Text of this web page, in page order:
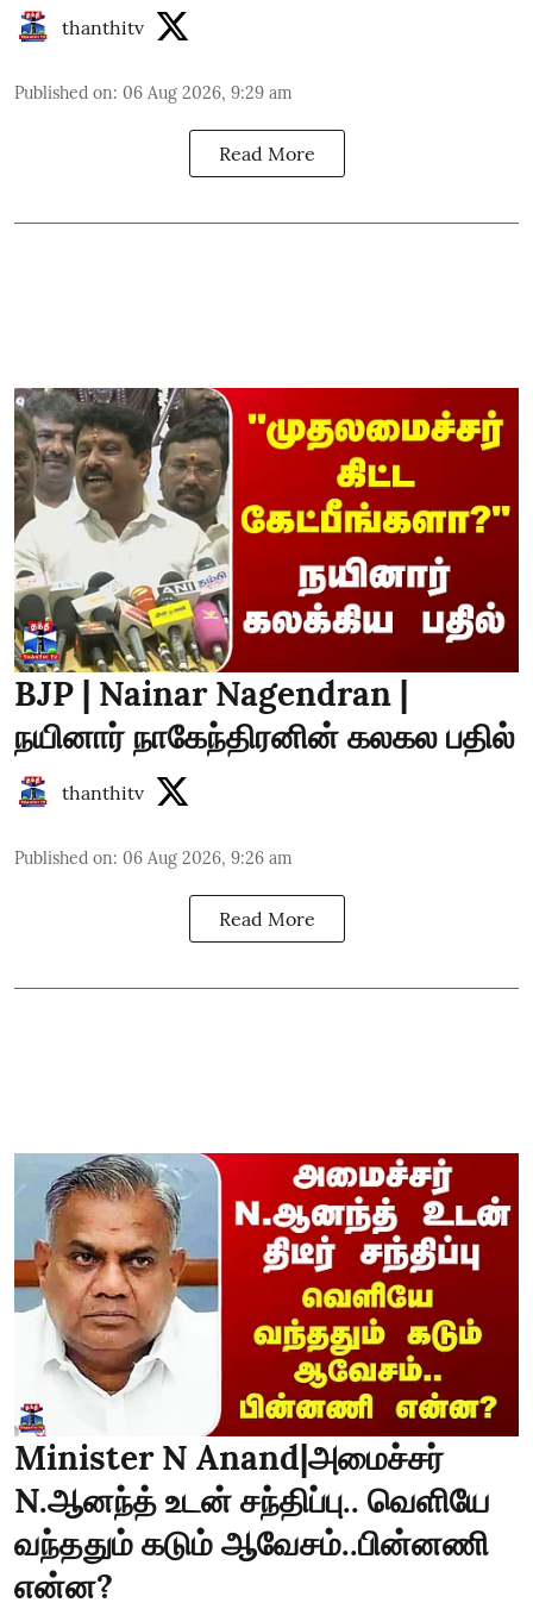
thanthitv
Published on: 06 Aug 2026, 9:29 am
Read More
BJP | Nainar Nagendran |
நயினார் நாகேந்திரனின் கலகல பதில்
thanthitv
Published on: 06 Aug 2026, 9:26 am
Read More
Minister N Anand|அமைச்சர்
N.ஆனந்த் உடன் சந்திப்பு.. வெளியே
வந்ததும் கடும் ஆவேசம்..பின்னணி
என்ன?